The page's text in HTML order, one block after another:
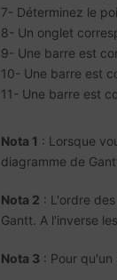
7- Déterminez le
8- Un onglet
9- Une barre est
10- Une barre est
11- Une barre est
Nota 1 : Lorsque
diagramme de
Nota 2 : L'ordre
Gantt. A l'inverse
Nota 3 : Pour